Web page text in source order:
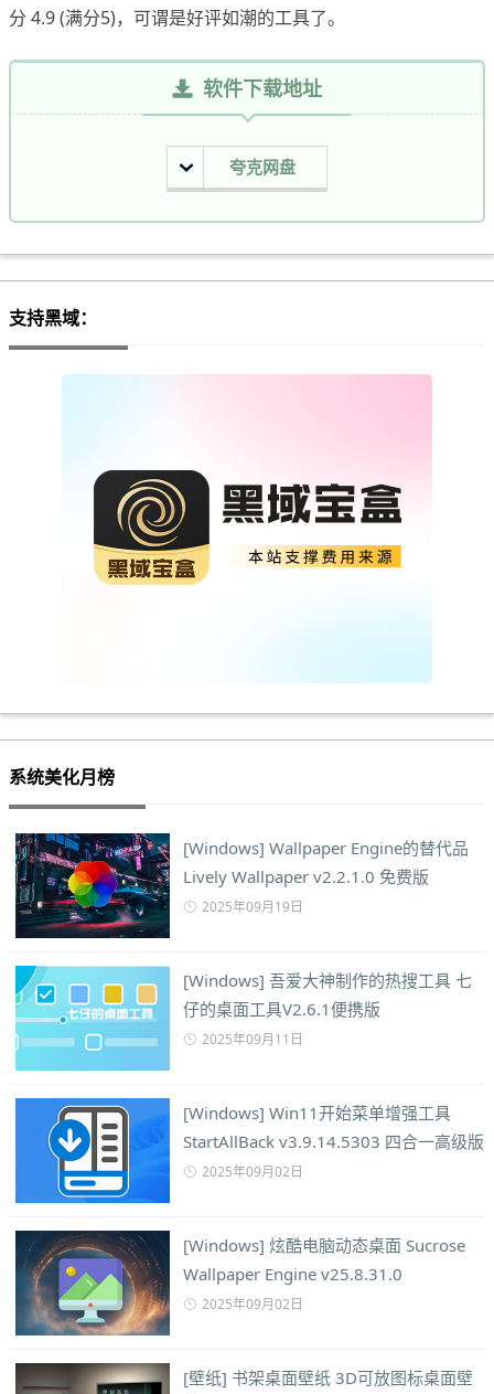
分 4.9 (满分5)，可谓是好评如潮的工具了。
软件下载地址
夸克网盘
支持黑域：
系统美化月榜
[Windows] Wallpaper Engine的替代品
Lively Wallpaper v2.2.1.0 免费版
2025年09月19日
[Windows] 吾爱大神制作的热搜工具 七
仔的桌面工具V2.6.1便携版
2025年09月11日
[Windows] Win11开始菜单增强工具
StartAllBack v3.9.14.5303 四合一高级版
2025年09月02日
[Windows] 炫酷电脑动态桌面 Sucrose
Wallpaper Engine v25.8.31.0
2025年09月02日
[壁纸] 书架桌面壁纸 3D可放图标桌面壁